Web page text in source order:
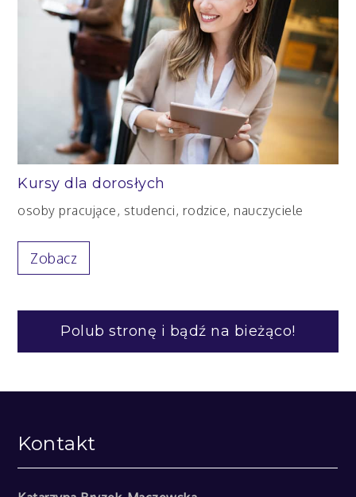
Kursy dla dorosłych
osoby pracujące, studenci, rodzice, nauczyciele
Zobacz
Polub stronę i bądź na bieżąco!
Kontakt